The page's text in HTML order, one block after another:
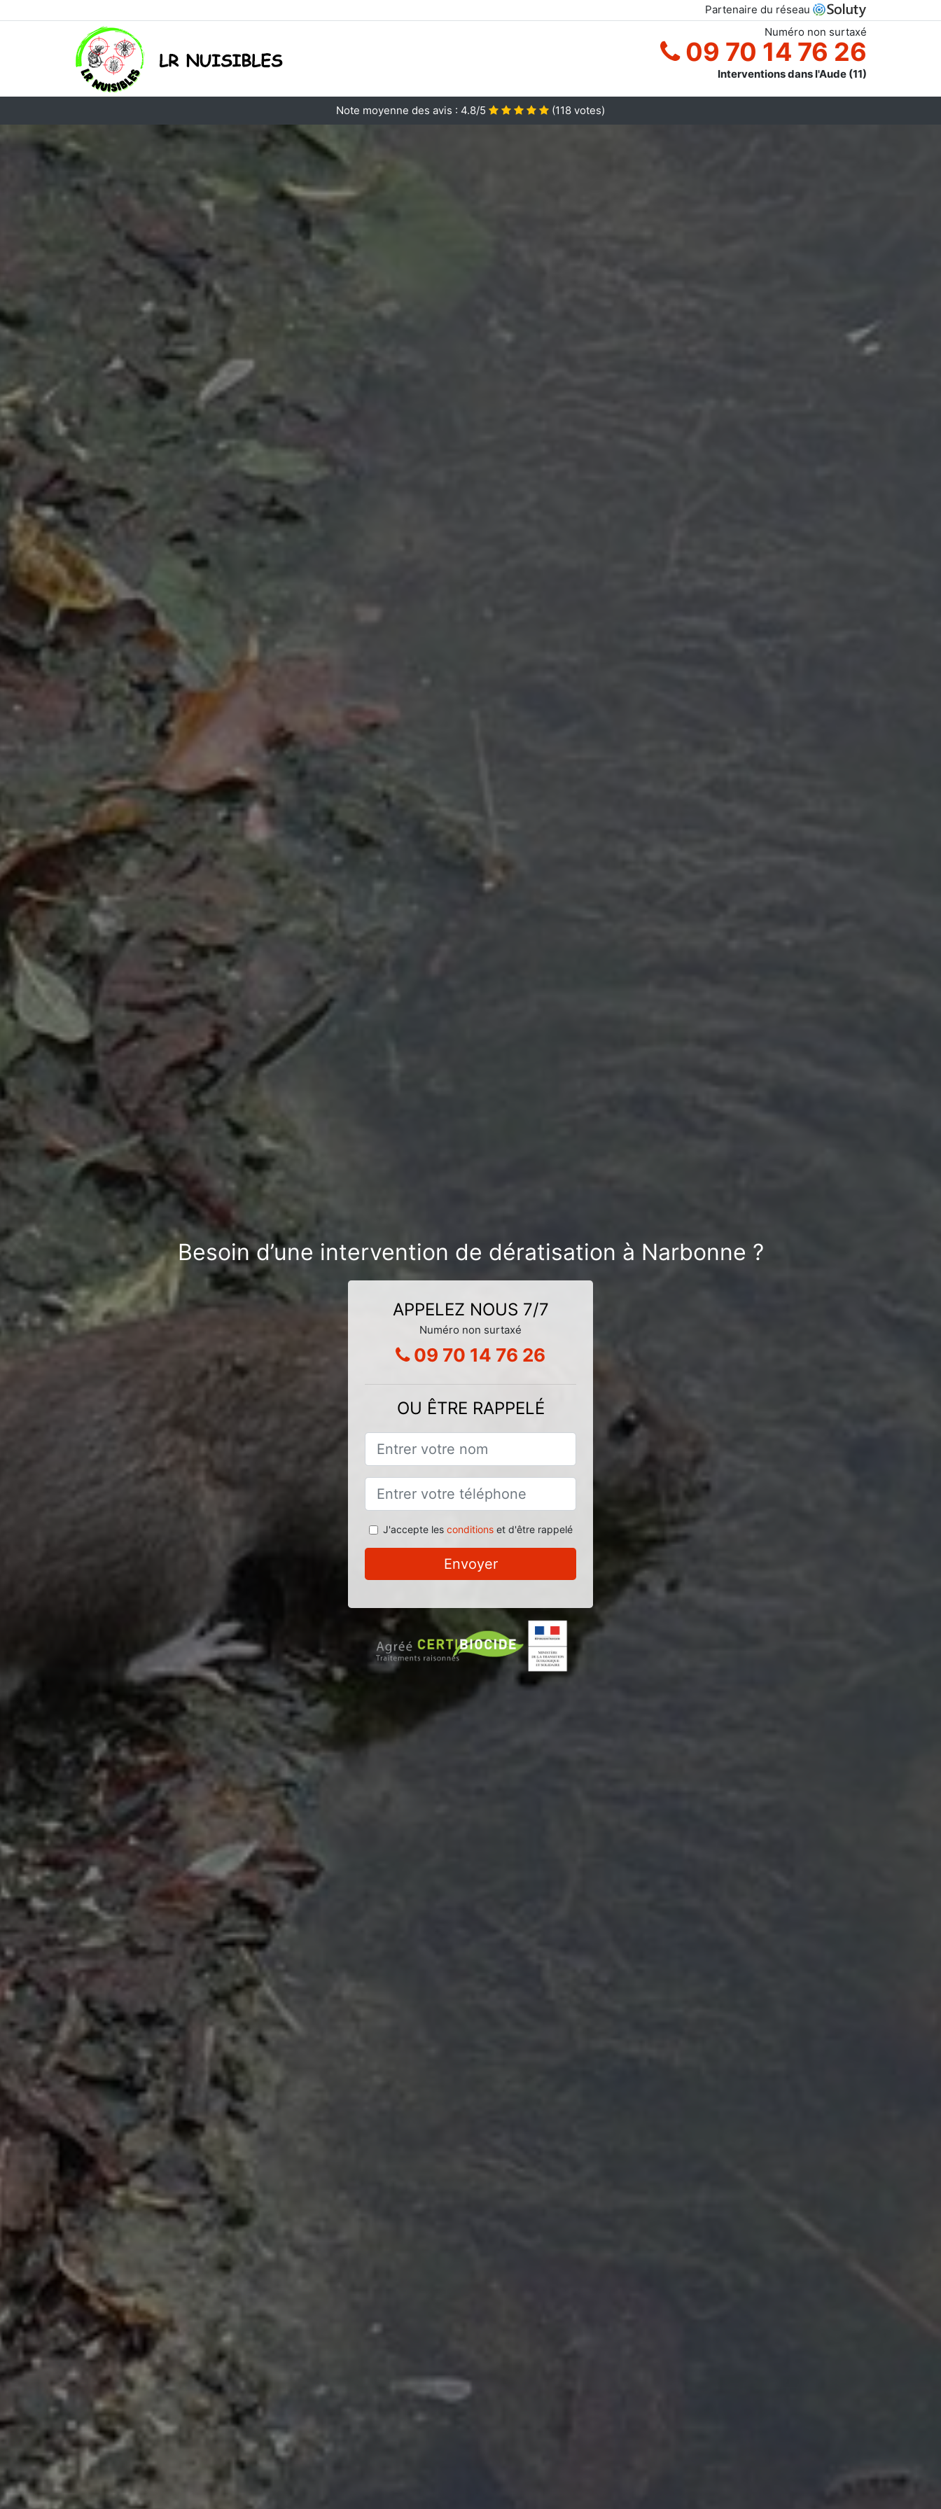
Partenaire du réseau
Numéro non surtaxé
09 70 14 76 26
Interventions dans l'Aude (11)
Note moyenne des avis : 4.8/5 (118 votes)
Besoin d’une intervention de dératisation à Narbonne ?
APPELEZ NOUS 7/7
Numéro non surtaxé
09 70 14 76 26
OU ÊTRE RAPPELÉ
J'accepte les conditionset d'être rappelé
Envoyer